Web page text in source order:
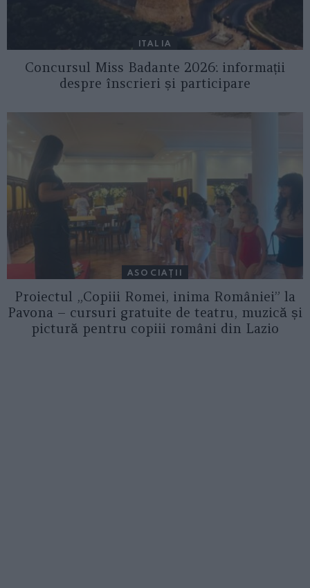
ITALIA
Concursul Miss Badante 2026: informații
despre înscrieri și participare
ASOCIAŢII
Proiectul „Copiii Romei, inima României” la
Pavona – cursuri gratuite de teatru, muzică și
pictură pentru copiii români din Lazio